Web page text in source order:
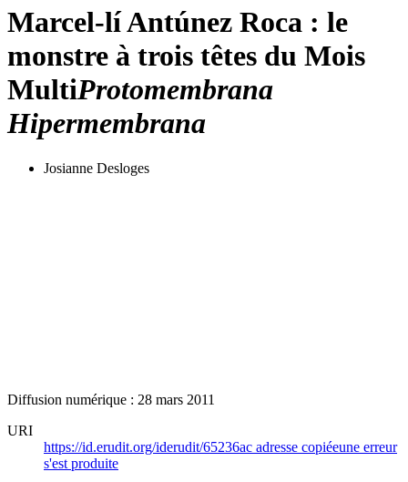
Marcel-lí Antúnez Roca : le
monstre à trois têtes du Mois
MultiProtomembrana
Hipermembrana
Josianne Desloges
Diffusion numérique : 28 mars 2011
URI
https://id.erudit.org/iderudit/65236ac adresse copiéeune erreur
s'est produite